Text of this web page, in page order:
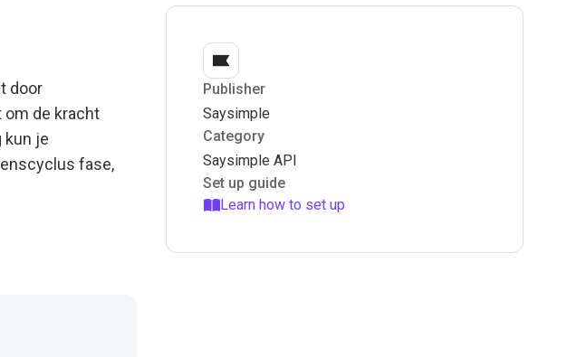
door
om de kracht
kun je
fase,
Publisher
Saysimple
Category
Saysimple API
Set up guide
Learn how to set up